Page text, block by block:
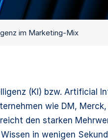
(KI) bzw. Artificial
wie DM,
den starken
in wenigen
im Marketing-Mix